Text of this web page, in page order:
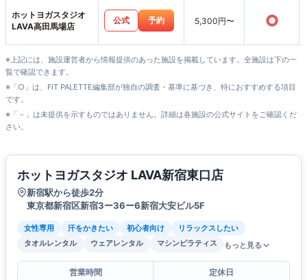
ホットヨガスタジオ
LAVA高田馬場店
公式 予約 5,300円〜 ○
※上記には、施設運営者から情報提供のあった施設を掲載しています。全施設は下の一
覧で確認できます。
※「○」は、FIT PALETTE編集部が独自の調査・基準に基づき、特におすすめする項目
です。
※「－」は未提供を示すものではありません。詳細は各施設の公式サイトをご確認くだ
さい。
ホットヨガスタジオ LAVA新宿東口店
新宿駅から徒歩2分
東京都新宿区新宿3ー36ー6新宿大安ビル5F
女性専用 汗をかきたい 初心者向け
リラックスしたい
タオルレンタル
ウェアレンタル マシンピラティス もっと見る
営業時間
定休日